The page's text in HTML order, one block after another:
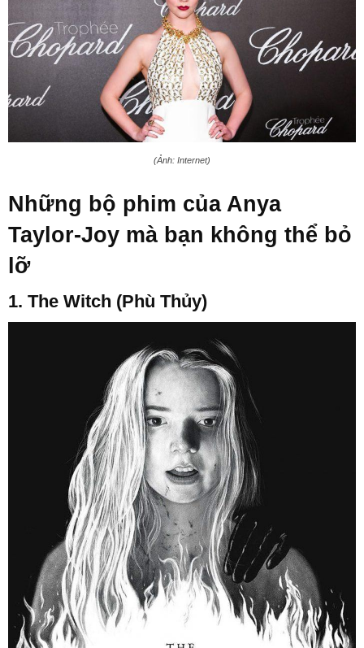
(Ảnh: Internet)
Những bộ phim của Anya
Taylor-Joy mà bạn không thể bỏ
lỡ
1. The Witch (Phù Thủy)